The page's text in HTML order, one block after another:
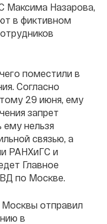
Максима Назарова,
в фиктивном
поместили в
Согласно
29 июня, ему
запрет
ему нельзя
связью, а
РАНХиГС и
Главное
по Москве.
отправил
в